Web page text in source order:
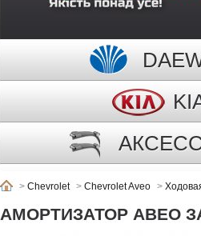
> Chevrolet > Chevrolet Aveo >
АМОРТИЗАТОР АВЕО